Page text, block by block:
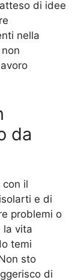
di idee
nella
da
il
e di
problemi o
la vita
temi
sto
di